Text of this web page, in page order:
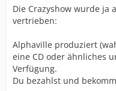
Die Crazyshow wurde
vertrieben:
Alphaville produziert
eine CD oder ähnliches
Verfügung.
Du bezahlst und